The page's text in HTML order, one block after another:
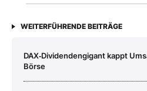
WEITERFÜHRENDE BEITRÄGE
DAX‑Dividendengigant kappt
Börse